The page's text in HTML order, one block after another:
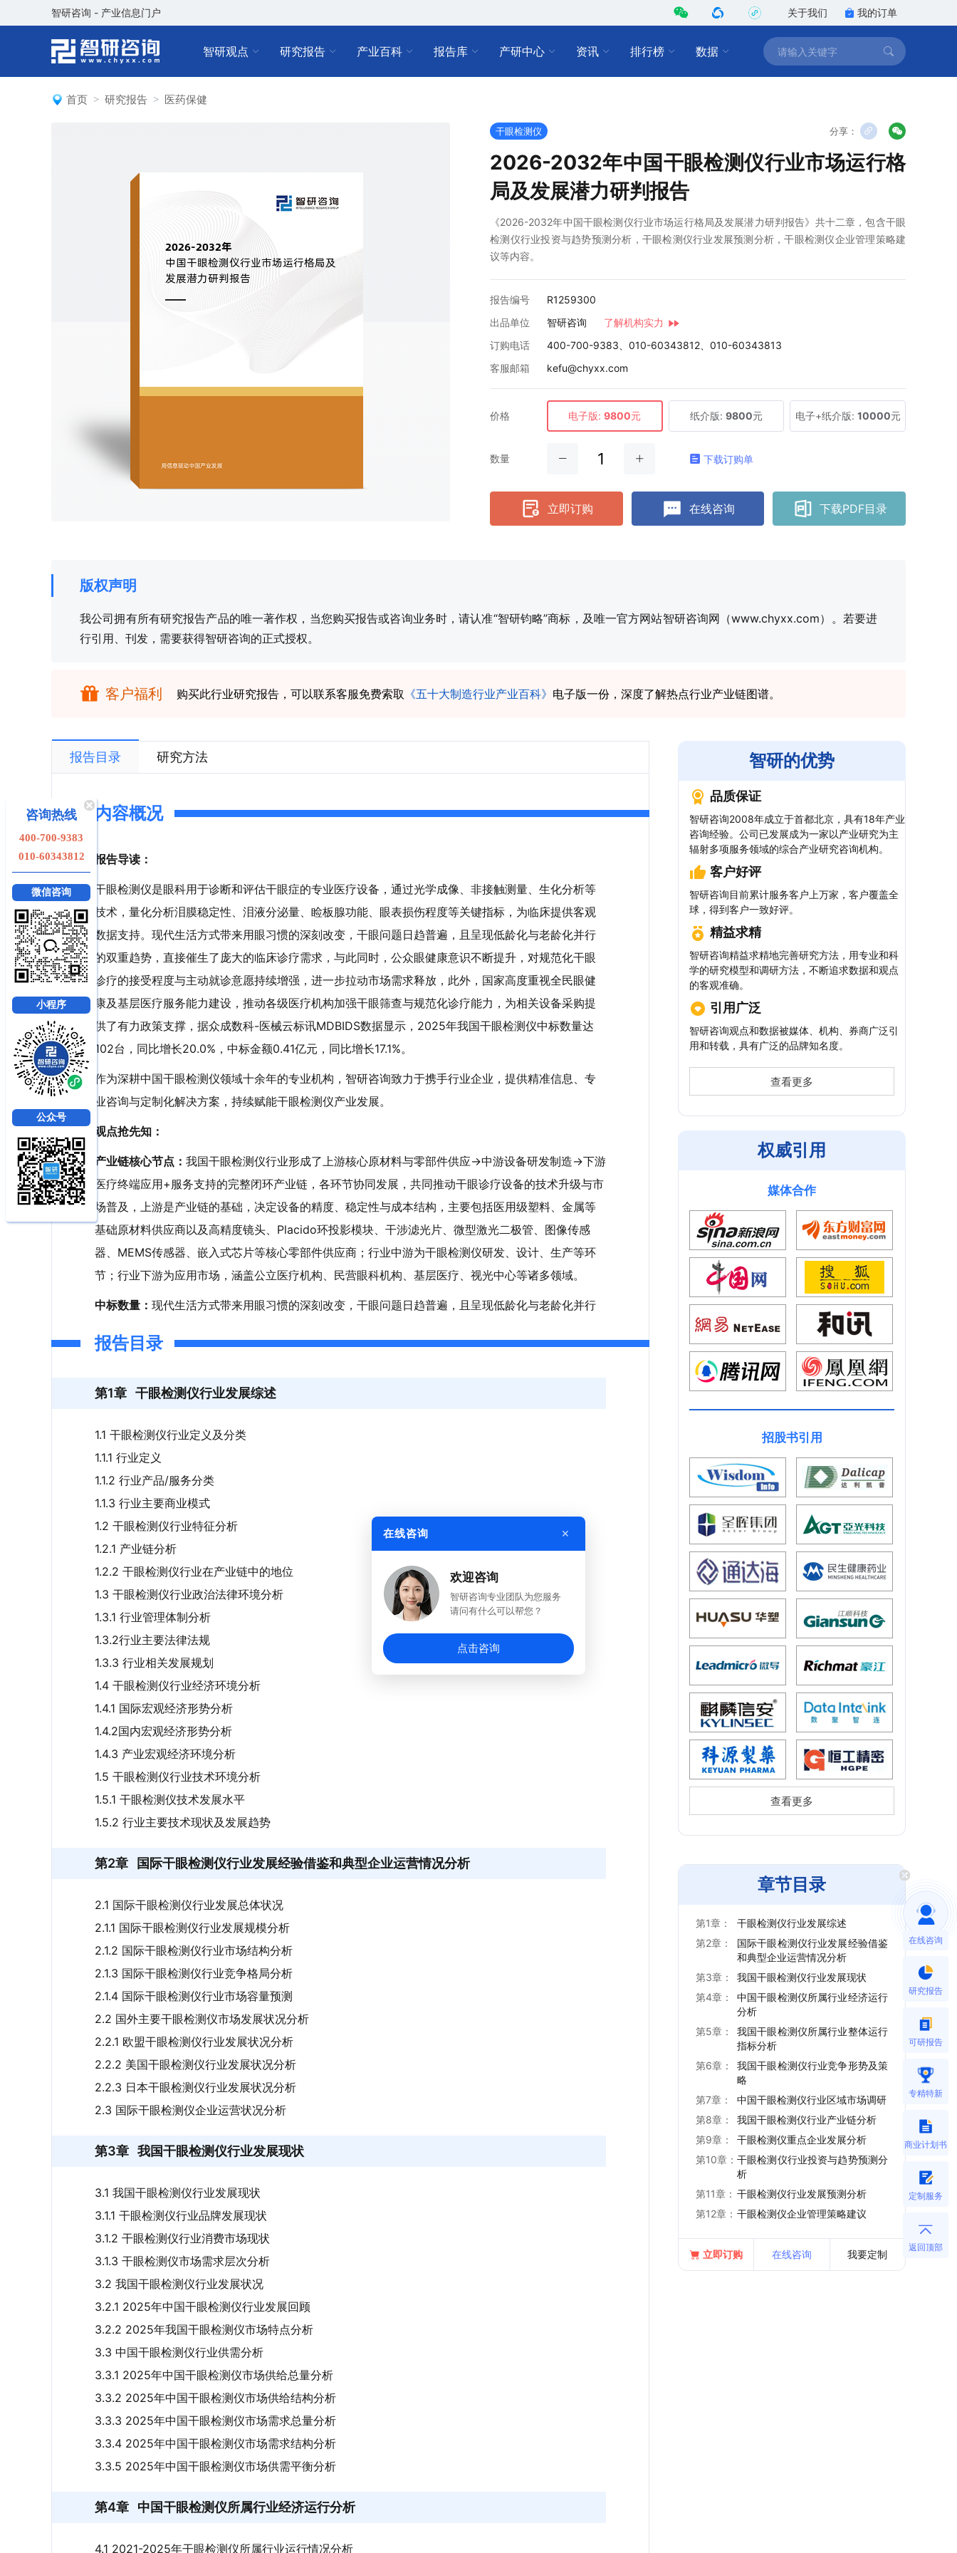
智研咨询 - 产业信息门户 关于我们 我的订单
智研观点 研究报告 产业百科 报告库 产研中心 资讯 排行榜 数据
首页 研究报告 医药保健
干眼检测仪 分享：
2026-2032年中国干眼检测仪行业市场运行格
局及发展潜力研判报告
《2026-2032年中国干眼检测仪行业市场运行格局及发展潜力研判报告》共十二章，包含干眼
检测仪行业投资与趋势预测分析，干眼检测仪行业发展预测分析，干眼检测仪企业管理策略建
议等内容。
报告编号
R1259300
出品单位
智研咨询
了解机构实力
订购电话
400-700-9383、010-60343812、010-60343813
客服邮箱
kefu@chyxx.com
价格 电子版: 9800元 纸介版: 9800元 电子+纸介版: 10000元
数量 下载订购单
立即订购 在线咨询 下载PDF目录
版权声明
我公司拥有所有研究报告产品的唯一著作权，当您购买报告或咨询业务时，请认准“智研钧略”商标，及唯一官方网站智研咨询网（www.chyxx.com）。若要进
行引用、刊发，需要获得智研咨询的正式授权。
客户福利 购买此行业研究报告，可以联系客服免费索取 《五十大制造行业产业百科》 电子版一份，深度了解热点行业产业链图谱。
报告目录 研究方法
内容概况
报告导读：
干眼检测仪是眼科用于诊断和评估干眼症的专业医疗设备，通过光学成像、非接触测量、生化分析等
技术，量化分析泪膜稳定性、泪液分泌量、睑板腺功能、眼表损伤程度等关键指标，为临床提供客观
数据支持。现代生活方式带来用眼习惯的深刻改变，干眼问题日趋普遍，且呈现低龄化与老龄化并行
的双重趋势，直接催生了庞大的临床诊疗需求，与此同时，公众眼健康意识不断提升，对规范化干眼
诊疗的接受程度与主动就诊意愿持续增强，进一步拉动市场需求释放，此外，国家高度重视全民眼健
康及基层医疗服务能力建设，推动各级医疗机构加强干眼筛查与规范化诊疗能力，为相关设备采购提
供了有力政策支撑，据众成数科-医械云标讯MDBIDS数据显示，2025年我国干眼检测仪中标数量达
102台，同比增长20.0%，中标金额0.41亿元，同比增长17.1%。
作为深耕中国干眼检测仪领域十余年的专业机构，智研咨询致力于携手行业企业，提供精准信息、专
业咨询与定制化解决方案，持续赋能干眼检测仪产业发展。
观点抢先知：
产业链核心节点： 我国干眼检测仪行业形成了上游核心原材料与零部件供应→中游设备研发制造→下游
医疗终端应用+服务支持的完整闭环产业链，各环节协同发展，共同推动干眼诊疗设备的技术升级与市
场普及，上游是产业链的基础，决定设备的精度、稳定性与成本结构，主要包括医用级塑料、金属等
基础原材料供应商以及高精度镜头、Placido环投影模块、干涉滤光片、微型激光二极管、图像传感
器、MEMS传感器、嵌入式芯片等核心零部件供应商；行业中游为干眼检测仪研发、设计、生产等环
节；行业下游为应用市场，涵盖公立医疗机构、民营眼科机构、基层医疗、视光中心等诸多领域。
中标数量 ： 现代生活方式带来用眼习惯的深刻改变，干眼问题日趋普遍，且呈现低龄化与老龄化并行
诊疗的接受程度与主动就诊意愿持续增强，进一步拉动市场需求释放，此外，国家高度重视全民眼健
供了有力政策支撑，据众成数科-医械云标讯MDBIDS数据显示，2025年我国干眼检测仪中标数量达
采购主体 ：
从采购主体的医院等级结构来看，三级医院始终是干眼检测仪的核心采购方，但其采购占
比呈持续下降趋势，从2021年的75.34%逐步回落至2025年的65.51%，与之相对，二级医院的采购占
比持续提升，从2021年的18.43%增长至2025年的28.22%，一级及其他医院的采购占比则呈现波动变
化，整体维持在个位数区间，整体来看，干眼检测仪市场规模稳步增长的同时，采购结构持续优化，
下沉市场正成为驱动行业增长的重要动力。
竞争格局：包括干眼检测仪在内的医疗器械行业准入门槛极高，产品注册、技术研发与临床验证周期
漫长，头部企业凭借先发优势率先完成合规布局与技术沉淀，构建起其他企业难以短期突破的资质与
技术壁垒，同时，医疗设备行业客户粘性极强，头部企业通过长期合作搭建了稳定的医院渠道与完善
的售后服务网络，医疗机构出于操作习惯、数据互通及服务保障的综合考量，设备更换成本较高，更
倾向于选择市场成熟度高的干眼检测仪品牌，另外，医疗机构对设备精准度、稳定性的严苛要求，市
场资源进一步向拥有成熟产品与良好口碑的头部企业倾斜，共同推动我国干眼检测仪市场呈现高度集
中的竞争格局，据国家药品监督管理局数据，截至2026年4月17日，国内干眼检测仪有效注册批文共
计16条，涉及持证企业11家。
企业 格局：从企业格局来看，我国干眼检测仪市场呈现“高度集中、一超多强”的竞争态势，CR10市场
占有率高达95.6%，前十品牌几乎垄断了全部市场份额，其中，康华瑞明以33.8%的市占率稳居行业首
位，是市场的绝对龙头，凭借先发优势与品牌影响力构筑了深厚的竞争壁垒；上邦医疗、欧科生物、
执鼎医疗紧随其后，三者市占率合计超40%，与龙头企业共同占据了超七成的市场份额，形成稳固的
队；惠普、高视医疗、德宝视等品牌市占率仅1.5%，与其他零散品牌共同瓜分剩余不足5%的市场，市
场话语权较弱。
市场趋势：未来，我国干眼检测仪行业竞争将高度聚焦于技术迭代与创新，企业将加大研发投入，推
动产品向智能化、多功能化升级。一方面，深化人工智能技术的融合应用，提升设备对干眼关键指标
的识别精度和数据分析效率，实现诊断结果的精准化与自动化解读；另一方面，推动技术融合与形态
升级，结合角膜地形图、眼表综合分析等功能实现“一机多用”，同时开发小型化、便携化设备，适配不
同应用场景需求，技术创新能力将直接决定企业的市场竞争力。
报告相关内容节选：
报告目录
第1章 干眼检测仪行业发展综述
1.1 干眼检测仪行业定义及分类
1.1.1 行业定义
1.1.2 行业产品/服务分类
1.1.3 行业主要商业模式
1.2 干眼检测仪行业特征分析
1.2.1 产业链分析
1.2.2 干眼检测仪行业在产业链中的地位
1.3 干眼检测仪行业政治法律环境分析
1.3.1 行业管理体制分析
1.3.2行业主要法律法规
1.3.3 行业相关发展规划
1.4 干眼检测仪行业经济环境分析
1.4.1 国际宏观经济形势分析
1.4.2国内宏观经济形势分析
1.4.3 产业宏观经济环境分析
1.5 干眼检测仪行业技术环境分析
1.5.1 干眼检测仪技术发展水平
1.5.2 行业主要技术现状及发展趋势
第2章 国际干眼检测仪行业发展经验借鉴和典型企业运营情况分析
2.1 国际干眼检测仪行业发展总体状况
2.1.1 国际干眼检测仪行业发展规模分析
2.1.2 国际干眼检测仪行业市场结构分析
2.1.3 国际干眼检测仪行业竞争格局分析
2.1.4 国际干眼检测仪行业市场容量预测
2.2 国外主要干眼检测仪市场发展状况分析
2.2.1 欧盟干眼检测仪行业发展状况分析
2.2.2 美国干眼检测仪行业发展状况分析
2.2.3 日本干眼检测仪行业发展状况分析
2.3 国际干眼检测仪企业运营状况分析
第3章 我国干眼检测仪行业发展现状
3.1 我国干眼检测仪行业发展现状
3.1.1 干眼检测仪行业品牌发展现状
3.1.2 干眼检测仪行业消费市场现状
3.1.3 干眼检测仪市场需求层次分析
3.2 我国干眼检测仪行业发展状况
3.2.1 2025年中国干眼检测仪行业发展回顾
3.2.2 2025年我国干眼检测仪市场特点分析
3.3 中国干眼检测仪行业供需分析
3.3.1 2025年中国干眼检测仪市场供给总量分析
3.3.2 2025年中国干眼检测仪市场供给结构分析
3.3.3 2025年中国干眼检测仪市场需求总量分析
3.3.4 2025年中国干眼检测仪市场需求结构分析
3.3.5 2025年中国干眼检测仪市场供需平衡分析
第4章 中国干眼检测仪所属行业经济运行分析
4.1 2021-2025年干眼检测仪所属行业运行情况分析
智研的优势
品质保证
智研咨询2008年成立于首都北京，具有18年产业
咨询经验。公司已发展成为一家以产业研究为主
辐射多项服务领域的综合产业研究咨询机构。
客户好评
智研咨询目前累计服务客户上万家，客户覆盖全
球，得到客户一致好评。
精益求精
智研咨询精益求精地完善研究方法，用专业和科
学的研究模型和调研方法，不断追求数据和观点
的客观准确。
引用广泛
智研咨询观点和数据被媒体、机构、券商广泛引
用和转载，具有广泛的品牌知名度。
查看更多
权威引用
媒体合作
招股书引用
查看更多
章节目录
第1章：
干眼检测仪行业发展综述
第2章：
国际干眼检测仪行业发展经验借鉴
和典型企业运营情况分析
第3章：
我国干眼检测仪行业发展现状
第4章：
中国干眼检测仪所属行业经济运行
分析
第5章：
我国干眼检测仪所属行业整体运行
指标分析
第6章：
我国干眼检测仪行业竞争形势及策
略
第7章：
中国干眼检测仪行业区域市场调研
第8章：
我国干眼检测仪行业产业链分析
第9章：
干眼检测仪重点企业发展分析
第10章： 干眼检测仪行业投资与趋势预测分
析
第11章： 干眼检测仪行业发展预测分析
第12章： 干眼检测仪企业管理策略建议
立即订购 在线咨询 我要定制
在线咨询
研究报告
可研报告
专精特新
商业计划书
定制服务
返回顶部
在线咨询 ×
欢迎咨询
智研咨询专业团队为您服务
请问有什么可以帮您？
点击咨询
咨询热线
400-700-9383
010-60343812
微信咨询
小程序
公众号